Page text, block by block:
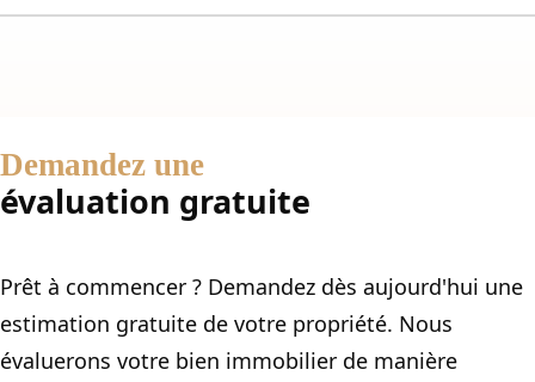
Demandez une
évaluation gratuite
Prêt à commencer ? Demandez dès aujourd'hui une
estimation gratuite de votre propriété. Nous
évaluerons votre bien immobilier de manière